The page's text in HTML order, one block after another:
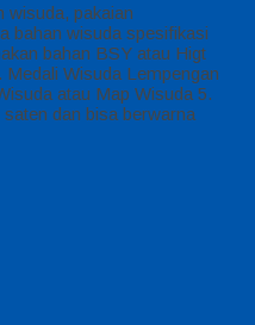
wisuda, pakaian
bahan wisuda spesifikasi
bahan BSY atau Higt
Wisuda Lempengan
atau Map Wisuda 5.
dan bisa berwarna